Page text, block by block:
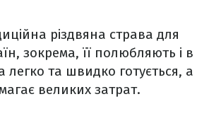
різдвяна страва для
зокрема, її полюбляють і в
легко та швидко готується, а
великих затрат.